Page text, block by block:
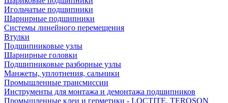
Игольчатые подшипники
Шарнирные подшипники
Системы линейного перемещения
Втулки
Подшипниковые узлы
Шарнирные головки
Подшипниковые разборные узлы
Манжеты, уплотнения, сальники
Промышленные трансмиссии
Инструменты для монтажа и демонтажа подшипников
Промышленные клеи и герметики - LOCTITE, TEROSON